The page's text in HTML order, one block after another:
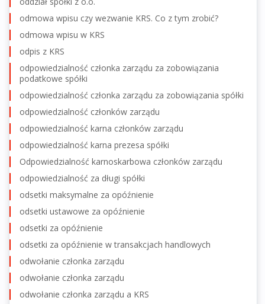
odmowa wpisu czy wezwanie KRS. Co z tym zrobić?
odmowa wpisu w KRS
odpis z KRS
odpowiedzialność członka zarządu za zobowiązania
podatkowe spółki
odpowiedzialność członka zarządu za zobowiązania spółki
odpowiedzialność członków zarządu
odpowiedzialność karna członków zarządu
odpowiedzialność karna prezesa spółki
Odpowiedzialność karnoskarbowa członków zarządu
odpowiedzialność za długi spółki
odsetki maksymalne za opóźnienie
odsetki ustawowe za opóźnienie
odsetki za opóźnienie
odsetki za opóźnienie w transakcjach handlowych
odwołanie członka zarządu
odwołanie członka zarządu
odwołanie członka zarządu a KRS